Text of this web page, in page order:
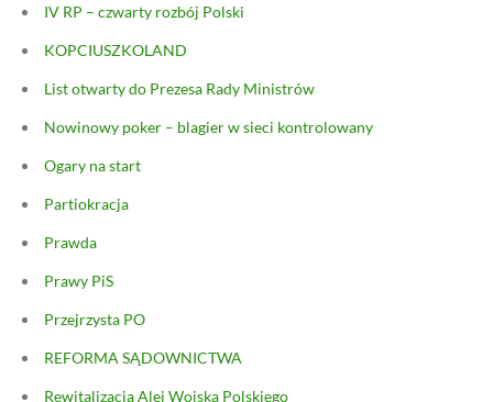
IV RP – czwarty rozbój Polski
KOPCIUSZKOLAND
List otwarty do Prezesa Rady Ministrów
Nowinowy poker – blagier w sieci kontrolowany
Ogary na start
Partiokracja
Prawda
Prawy PiS
Przejrzysta PO
REFORMA SĄDOWNICTWA
Rewitalizacja Alei Wojska Polskiego